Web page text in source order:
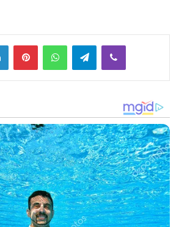
LinkedInPinterestWhatsAppTelegramViber